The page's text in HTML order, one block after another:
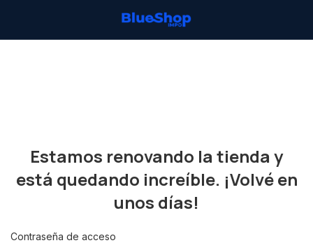
Estamos renovando la tienda y
está quedando increíble. ¡Volvé en
unos días!
Contraseña de acceso